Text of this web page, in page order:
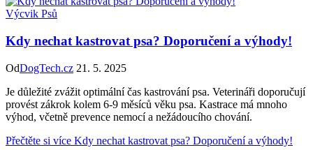
Výcvik Psů
Kdy nechat kastrovat psa? Doporučení a výhody!
OdDogTech.cz 21. 5. 2025
Je důležité zvážit optimální čas kastrování psa. Veterináři doporučují
provést zákrok kolem 6-9 měsíců věku psa. Kastrace má mnoho
výhod, včetně prevence nemocí a nežádoucího chování.
Přečtěte si více Kdy nechat kastrovat psa? Doporučení a výhody!